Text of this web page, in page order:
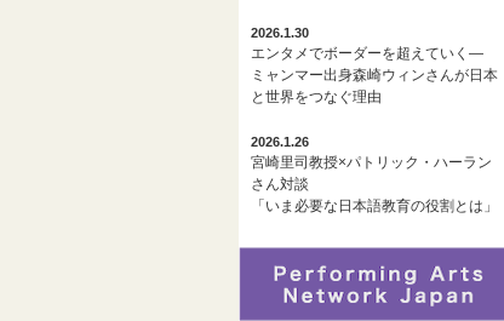
2026.1.30
エンタメでボーダーを超えていく―
ミャンマー出身森崎ウィンさんが日本
と世界をつなぐ理由
2026.1.26
宮崎里司教授×パトリック・ハーラン
さん対談
「いま必要な日本語教育の役割とは」